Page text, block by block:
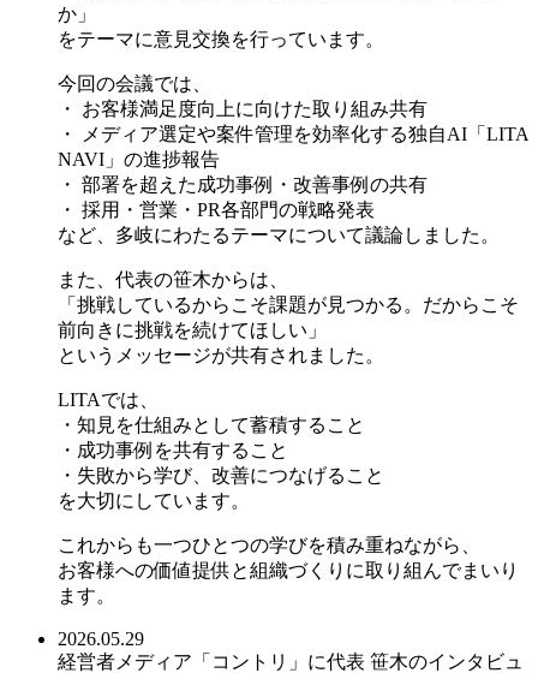
か」
をテーマに意見交換を行っています。
今回の会議では、
・ お客様満足度向上に向けた取り組み共有
・ メディア選定や案件管理を効率化する独自AI「LITA
NAVI」の進捗報告
・ 部署を超えた成功事例・改善事例の共有
・ 採用・営業・PR各部門の戦略発表
など、多岐にわたるテーマについて議論しました。
また、代表の笹木からは、
「挑戦しているからこそ課題が見つかる。だからこそ
前向きに挑戦を続けてほしい」
というメッセージが共有されました。
LITAでは、
・知見を仕組みとして蓄積すること
・成功事例を共有すること
・失敗から学び、改善につなげること
を大切にしています。
これからも一つひとつの学びを積み重ねながら、
お客様への価値提供と組織づくりに取り組んでまいり
ます。
2026.05.29
経営者メディア「コントリ」に代表 笹木のインタビュ